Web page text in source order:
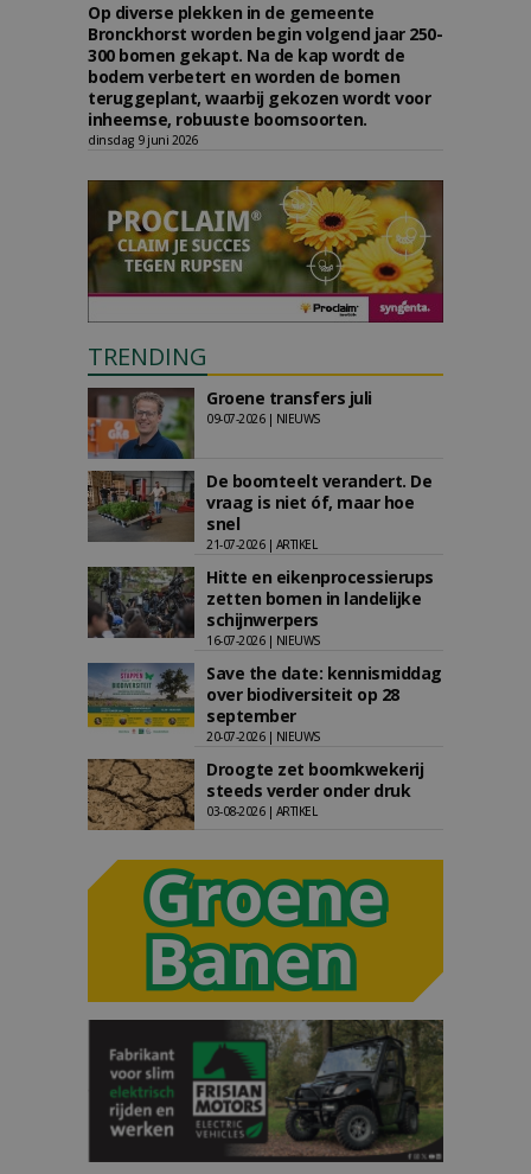
Op diverse plekken in de gemeente
Bronckhorst worden begin volgend jaar 250-
300 bomen gekapt. Na de kap wordt de
bodem verbetert en worden de bomen
teruggeplant, waarbij gekozen wordt voor
inheemse, robuuste boomsoorten.
dinsdag 9 juni 2026
TRENDING
Groene transfers juli
09-07-2026 | NIEUWS
De boomteelt verandert. De
vraag is niet óf, maar hoe
snel
21-07-2026 | ARTIKEL
Hitte en eikenprocessierups
zetten bomen in landelijke
schijnwerpers
16-07-2026 | NIEUWS
Save the date: kennismiddag
over biodiversiteit op 28
september
20-07-2026 | NIEUWS
Droogte zet boomkwekerij
steeds verder onder druk
03-08-2026 | ARTIKEL